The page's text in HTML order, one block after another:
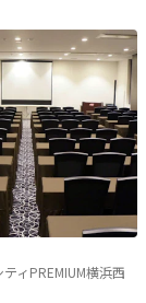
ィPREMIUM横浜西